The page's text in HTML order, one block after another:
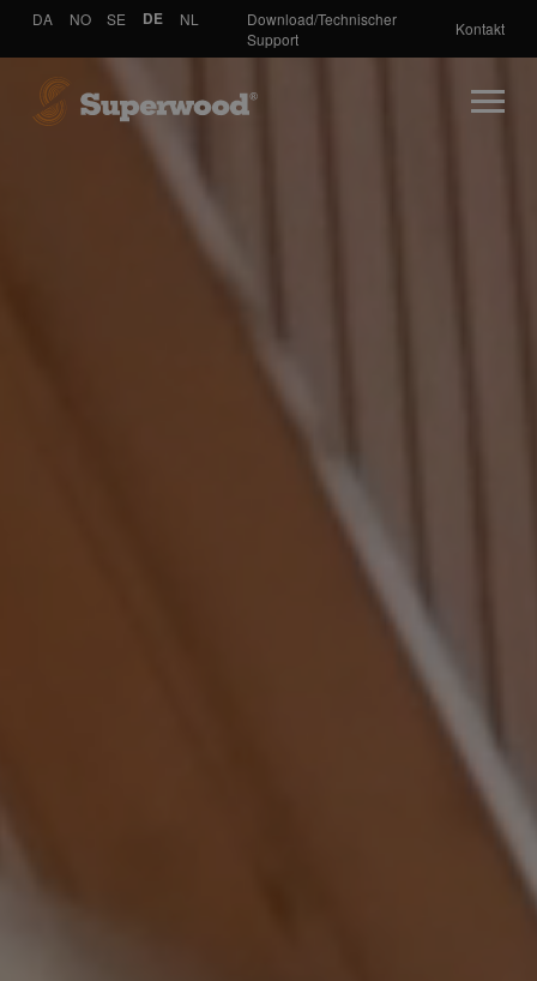
DA NO SE DE NL
Download/Technischer
Support
Kontakt